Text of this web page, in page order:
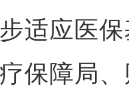
适应医
保障局